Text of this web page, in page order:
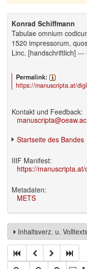
Konrad Schiffmann
Tabulae omnium
1520 impressorum,
Linc. [handschriftlich] —
Permalink:
https://manuscripta.at/
Kontakt und Feedback:
Startseite des Bandes
IIIF Manifest:
https://
Metadaten:
METS
Inhaltsverz. u.